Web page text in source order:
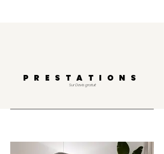
PRESTATIONS
Sur Devis gratuit